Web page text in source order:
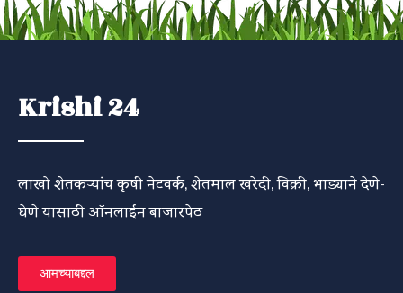
Krishi 24
लाखो शेतकऱ्यांच कृषी नेटवर्क, शेतमाल खरेदी, विक्री, भाड्याने देणे-
घेणे यासाठी ऑनलाईन बाजारपेठ
आमच्याबद्दल